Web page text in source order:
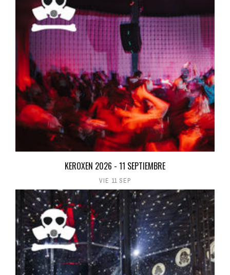
KEROXEN 2026 - 11 SEPTIEMBRE
VIE 11 SEP